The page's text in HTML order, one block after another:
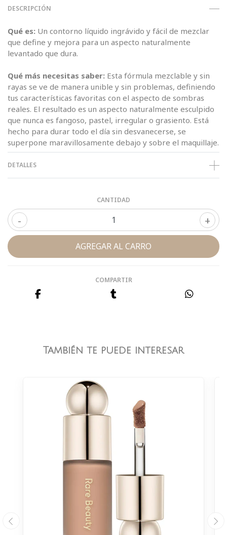
DESCRIPCIÓN
Qué es: Un contorno líquido ingrávido y fácil de mezclar
que define y mejora para un aspecto naturalmente
levantado que dura.
Qué más necesitas saber: Esta fórmula mezclable y sin
rayas se ve de manera unible y sin problemas, definiendo
tus características favoritas con el aspecto de sombras
reales. El resultado es un aspecto naturalmente esculpido
que nunca es fangoso, pastel, irregular o grasiento. Está
hecho para durar todo el día sin desvanecerse, se
superpone maravillosamente debajo y sobre el maquillaje.
DETALLES
CANTIDAD
+
-
COMPARTIR
También te puede interesar